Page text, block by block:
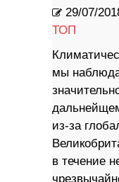
29/07/
ТОП
мы
из-за
в течение